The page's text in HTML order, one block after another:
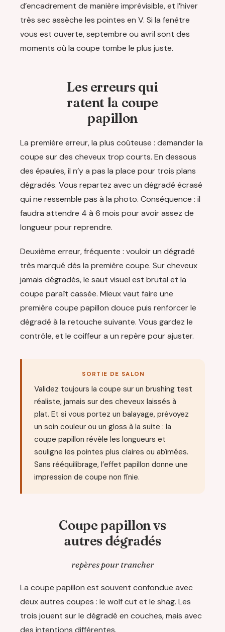
d’encadrement de manière imprévisible, et l’hiver
très sec assèche les pointes en V. Si la fenêtre
vous est ouverte, septembre ou avril sont des
moments où la coupe tombe le plus juste.
Les erreurs qui
ratent la coupe
papillon
La première erreur, la plus coûteuse : demander la
coupe sur des cheveux trop courts. En dessous
des épaules, il n’y a pas la place pour trois plans
dégradés. Vous repartez avec un dégradé écrasé
qui ne ressemble pas à la photo. Conséquence : il
faudra attendre 4 à 6 mois pour avoir assez de
longueur pour reprendre.
Deuxième erreur, fréquente : vouloir un dégradé
très marqué dès la première coupe. Sur cheveux
jamais dégradés, le saut visuel est brutal et la
coupe paraît cassée. Mieux vaut faire une
première coupe papillon douce puis renforcer le
dégradé à la retouche suivante. Vous gardez le
contrôle, et le coiffeur a un repère pour ajuster.
SORTIE DE SALON
Validez toujours la coupe sur un brushing test
réaliste, jamais sur des cheveux laissés à
plat. Et si vous portez un balayage, prévoyez
un soin couleur ou un gloss à la suite : la
coupe papillon révèle les longueurs et
souligne les pointes plus claires ou abîmées.
Sans rééquilibrage, l’effet papillon donne une
impression de coupe non finie.
Coupe papillon vs
autres dégradés
repères pour trancher
La coupe papillon est souvent confondue avec
deux autres coupes : le wolf cut et le shag. Les
trois jouent sur le dégradé en couches, mais avec
des intentions différentes.